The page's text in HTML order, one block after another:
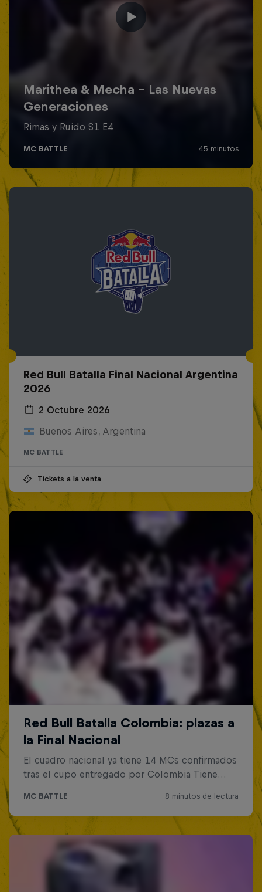
Red Bull Batalla Final Nacional Argentina
2026
2 Octubre 2026
Buenos Aires, Argentina
MC BATTLE
Tickets a la venta